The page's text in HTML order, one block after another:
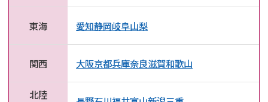
東海 愛知静岡岐阜山梨
関西 大阪京都兵庫奈良滋賀和歌山
北陸